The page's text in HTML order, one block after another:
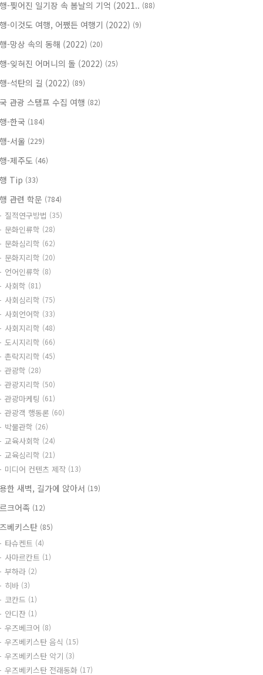
-찢어진 일기장 속 봄날의 기억 (2021.. (88)
-이것도 여행, 어쨌든 여행기 (2022) (9)
-망상 속의 동해 (2022) (20)
-잊혀진 어머니의 돌 (2022) (25)
-석탄의 길 (2022) (89)
관광 스탬프 수집 여행 (82)
-한국 (184)
-서울 (229)
-제주도 (46)
Tip (33)
관련 학문 (784)
질적연구방법 (35)
문화인류학 (28)
문화심리학 (62)
문화지리학 (20)
언어인류학 (8)
사회학 (81)
사회심리학 (75)
사회언어학 (33)
사회지리학 (48)
도시지리학 (66)
촌락지리학 (45)
관광학 (28)
관광지리학 (50)
관광마케팅 (61)
관광객 행동론 (60)
박물관학 (26)
교육사회학 (24)
교육심리학 (21)
미디어 컨텐츠 제작 (13)
한 새벽, 길가에 앉아서 (19)
크어족 (12)
베키스탄 (85)
타슈켄트 (4)
사마르칸트 (1)
부하라 (2)
히바 (3)
코칸드 (1)
안디잔 (1)
우즈베크어 (8)
우즈베키스탄 음식 (15)
우즈베키스탄 악기 (3)
우즈베키스탄 전래동화 (17)